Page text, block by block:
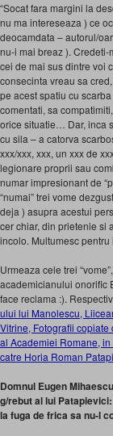
“Socat fara margini la
nu ma intereseaza ) ce
deocamdata – autorul/
nu-i mai breaz ).
cei de mai sus dintre voi
consecinta vreau sa
pe acest spatiu cu
comentati, sa
orice situatie… Dar, inca
cu sila – a catorva
xxx/xxx, xxx, un xxx de
legionare proprii sau
numar impresionant de
“numai” trei vome
deja ) asupra acestui
cer chiar, din prietenie si
incolo. Multumesc
Urmeaza cele trei
academicianului onorific
face reclama :).
ului lui Manolescu,
Vitrine, Fotografii copiate
al Academiei Romane,
catre Horia Roman
Domnul Eugen
g/rebut al lui
la fuga de frica sa nu-l